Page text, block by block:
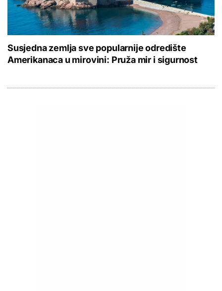
Susjedna zemlja sve popularnije odredište
Amerikanaca u mirovini: Pruža mir i sigurnost